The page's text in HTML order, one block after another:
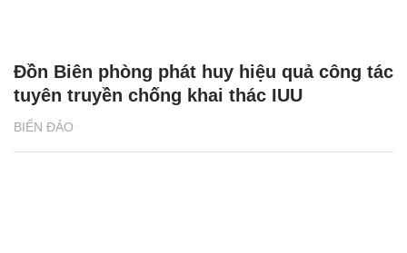
BIỂN ĐẢO
Đồn Biên phòng phát huy hiệu quả công tác
tuyên truyền chống khai thác IUU